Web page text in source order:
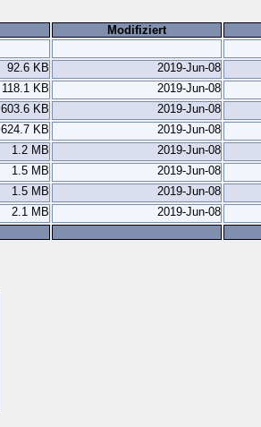
Modifiziert
92.6 KB
2019-Jun-08
118.1 KB
2019-Jun-08
603.6 KB
2019-Jun-08
624.7 KB
2019-Jun-08
1.2 MB
2019-Jun-08
1.5 MB
2019-Jun-08
1.5 MB
2019-Jun-08
2.1 MB 2019-Jun-08